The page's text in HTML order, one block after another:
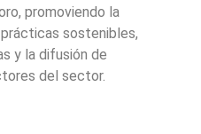
promoviendo la
sostenibles,
y la difusión de
del sector.